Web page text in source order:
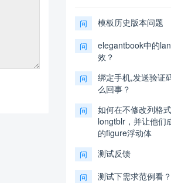
问 模板历史版本问题
问
elegantbook中的
效？
问
绑定手机,发送验证
么回事？
问
如何在不修改列格
longtblr，并让他们
的figure浮动体
问 测试反馈
问 测试下需求范例看？